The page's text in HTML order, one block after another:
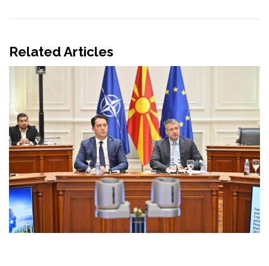
Related Articles